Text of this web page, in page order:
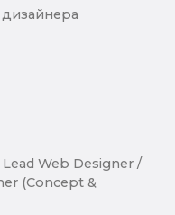
Web Designer /
(Concept &